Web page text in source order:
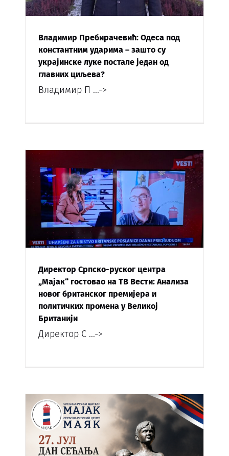
Владимир Пребирачевић: Одеса под
константним ударима – зашто су
украјинске луке постале један од
главних циљева?
Владимир П ...->
Директор Српско-руског центра
„Мајак“ гостовао на ТВ Вести: Анализа
новог британског премијера и
политичких промена у Великој
Британији
Директор С ...->